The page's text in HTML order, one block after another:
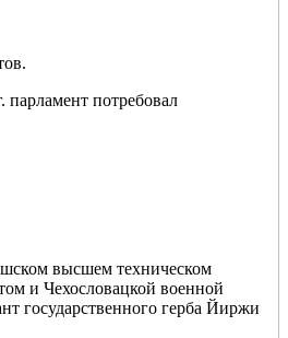
парламент потребовал
высшем техническом
и Чехословацкой военной
государственного герба Йиржи